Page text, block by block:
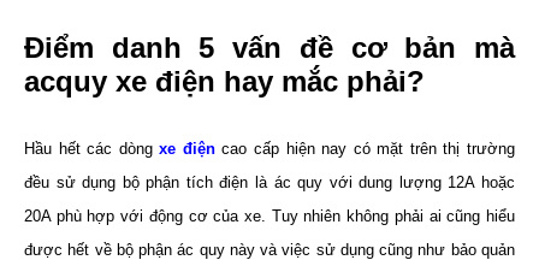
Điểm danh 5 vấn đề cơ bản mà
acquy xe điện hay mắc phải?
Hầu hết các dòngxe điệncao cấp hiện nay có mặt trên thị trường
đều sử dụng bộ phận tích điện là ác quy với dung lượng 12A hoặc
20A phù hợp với động cơ của xe. Tuy nhiên không phải ai cũng hiểu
được hết về bộ phận ác quy này và việc sử dụng cũng như bảo quản